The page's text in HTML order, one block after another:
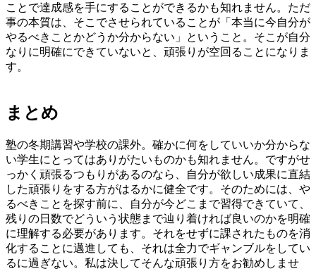
ことで達成感を手にすることができるかも知れません。ただ
事の本質は、そこでさせられていることが「本当に今自分が
やるべきことかどうか分からない」ということ。そこが自分
なりに明確にできていないと、頑張りが空回ることになりま
す。
まとめ
塾の冬期講習や学校の課外。確かに何をしていいか分からな
い学生にとってはありがたいものかも知れません。ですがせ
っかく頑張るつもりがあるのなら、自分が欲しい成果に直結
した頑張りをする方がはるかに健全です。そのためには、や
るべきことを探す前に、自分が今どこまで習得できていて、
残りの日数でどういう状態まで辿り着ければ良いのかを明確
に理解する必要があります。それをせずに課されたものを消
化することに邁進しても、それは全力でギャンブルをしてい
るに過ぎない。私は決してそんな頑張り方をお勧めしませ